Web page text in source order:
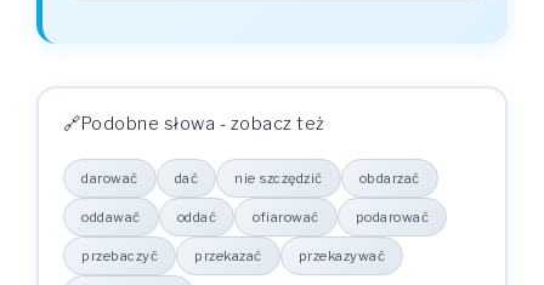
Podobne słowa - zobacz też
darować dać nie szczędzić obdarzać
oddawać oddać ofiarować podarować
przebaczyć przekazać przekazywać